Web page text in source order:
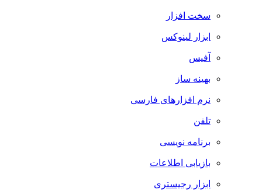
سخت افزار
ابزار لینوکس
آفیس
بهینه ساز
نرم افزارهای فارسی
تلفن
برنامه نویسی
بازیابی اطلاعات
ابزار رجیستری